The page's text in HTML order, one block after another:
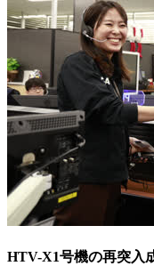
HTV-X1号機の再突入